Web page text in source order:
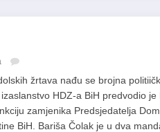
žrtava nađu se brojna
HDZ-a BiH predvodio je
zamjenika Predsjedatelja
BiH. Bariša Čolak je u dva